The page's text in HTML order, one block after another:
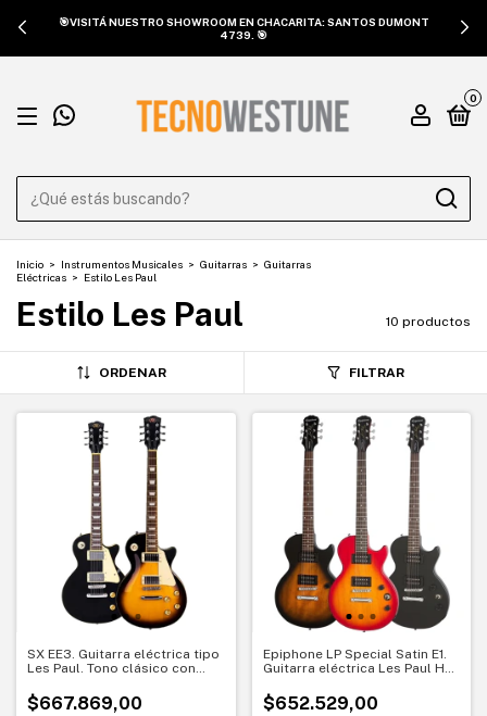
🎯VISITÁ NUESTRO SHOWROOM EN CHACARITA: SANTOS DUMONT
4739. 🎯
0
Inicio > Instrumentos Musicales > Guitarras > Guitarras
Eléctricas > Estilo Les Paul
Estilo Les Paul 10 productos
ORDENAR FILTRAR
SX EE3. Guitarra eléctrica tipo
Les Paul. Tono clásico con
$667.869,00
Epiphone LP Special Satin E1.
Guitarra eléctrica Les Paul HH.
$652.529,00